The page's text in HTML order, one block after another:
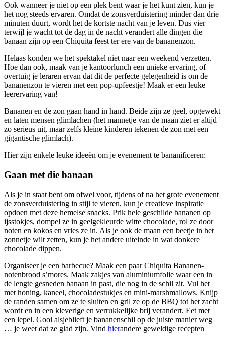
Ook wanneer je niet op een plek bent waar je het kunt zien, kun je
het nog steeds ervaren. Omdat de zonsverduistering minder dan drie
minuten duurt, wordt het de kortste nacht van je leven. Dus vier
terwijl je wacht tot de dag in de nacht verandert alle dingen die
banaan zijn op een Chiquita feest ter ere van de bananenzon.
Helaas konden we het spektakel niet naar een weekend verzetten.
Hoe dan ook, maak van je kantoorlunch een unieke ervaring, of
overtuig je leraren ervan dat dit de perfecte gelegenheid is om de
bananenzon te vieren met een pop-upfeestje! Maak er een leuke
leerervaring van!
Bananen en de zon gaan hand in hand. Beide zijn ze geel, opgewekt
en laten mensen glimlachen (het mannetje van de maan ziet er altijd
zo serieus uit, maar zelfs kleine kinderen tekenen de zon met een
gigantische glimlach).
Hier zijn enkele leuke ideeën om je evenement te bananificeren:
Gaan met die banaan
Als je in staat bent om ofwel voor, tijdens of na het grote evenement
de zonsverduistering in stijl te vieren, kun je creatieve inspiratie
opdoen met deze hemelse snacks. Prik hele geschilde bananen op
ijsstokjes, dompel ze in geelgekleurde witte chocolade, rol ze door
noten en kokos en vries ze in. Als je ook de maan een beetje in het
zonnetje wilt zetten, kun je het andere uiteinde in wat donkere
chocolade dippen.
Organiseer je een barbecue? Maak een paar Chiquita Bananen-
notenbrood s’mores. Maak zakjes van aluminiumfolie waar een ​​in
de lengte gesneden banaan in past, die nog in de schil zit. Vul het
met honing, kaneel, chocoladestukjes en mini-marshmallows. Knijp
de randen samen om ze te sluiten en gril ze op de BBQ tot het zacht
wordt en in een kleverige en verrukkelijke brij verandert. Eet met
een lepel. Gooi alsjeblieft je bananenschil op de juiste manier weg
… je weet dat ze glad zijn. Vind hierandere geweldige recepten